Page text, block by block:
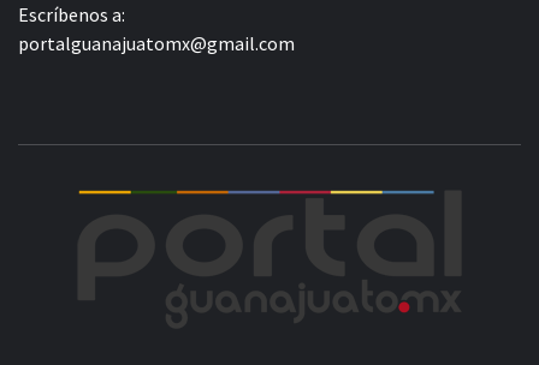
Escríbenos a:
portalguanajuatomx@gmail.com